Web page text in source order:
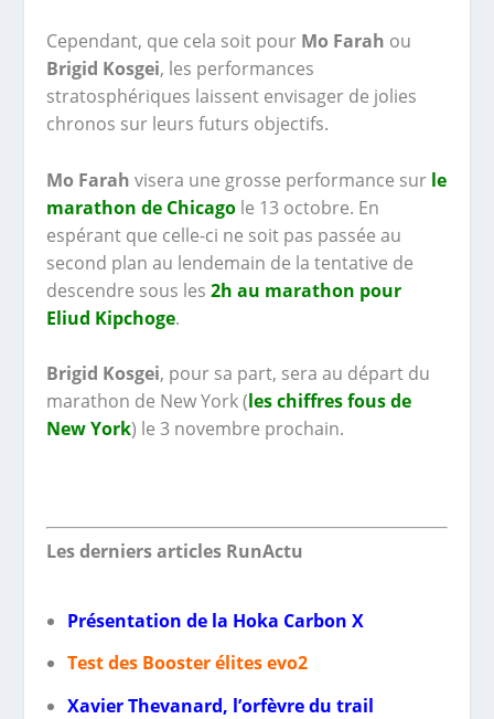
Cependant, que cela soit pour Mo Farah ou
Brigid Kosgei, les performances
stratosphériques laissent envisager de jolies
chronos sur leurs futurs objectifs.
Mo Farah visera une grosse performance sur le
marathon de Chicago le 13 octobre. En
espérant que celle-ci ne soit pas passée au
second plan au lendemain de la tentative de
descendre sous les2h au marathon pour
Eliud Kipchoge.
Brigid Kosgei, pour sa part, sera au départ du
marathon de New York (les chiffres fous de
New York) le 3 novembre prochain.
Les derniers articles RunActu
Présentation de la Hoka Carbon X
Test des Booster élites evo2
Xavier Thevanard, l’orfèvre du trail